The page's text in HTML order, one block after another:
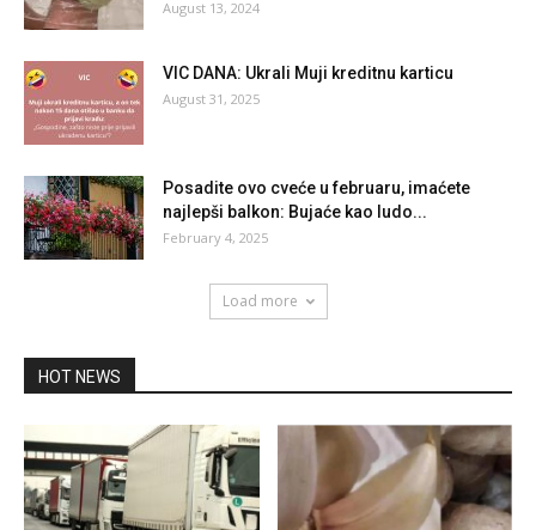
August 13, 2024
VIC DANA: Ukrali Muji kreditnu karticu
August 31, 2025
Posadite ovo cveće u februaru, imaćete
najlepši balkon: Bujaće kao ludo...
February 4, 2025
Load more
HOT NEWS